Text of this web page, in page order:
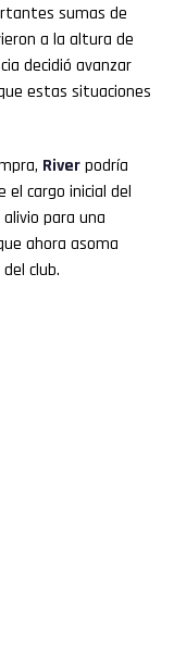
sumas de
a la altura de
decidió avanzar
estas situaciones
Riverpodría
cargo inicial del
para una
ahora asoma
club.